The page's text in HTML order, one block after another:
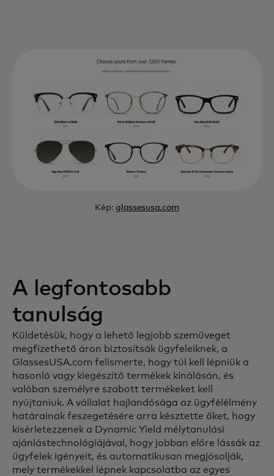
Kép:glassesusa.com
A legfontosabb
tanulság
Küldetésük, hogy a lehető legjobb szemüveget
megfizethető áron biztosítsák ügyfeleiknek, a
GlassesUSA.com felismerte, hogy túl kell lépniük a
hasonló vagy kiegészítő termékek kínálásán, és
valóban személyre szabott termékeket kell
nyújtaniuk. A vállalat hajlandósága az ügyfélélmény
határainak feszegetésére arra késztette őket, hogy
kísérletezzenek a Dynamic Yield mélytanulási
ajánlástechnológiájával, hogy jobban előre lássák az
ügyfelek igényeit, és automatikusan megjósolják,
mely termékekkel lépnek kapcsolatba az egyes